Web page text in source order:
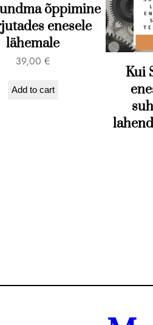
õppimine
enesele
lähemale
39,00 €
Add to cart
Kui